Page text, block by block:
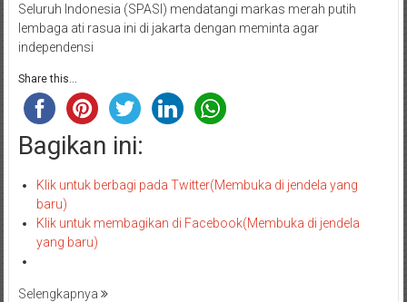
Seluruh Indonesia (SPASI) mendatangi markas merah putih
lembaga ati rasua ini di jakarta dengan meminta agar
independensi
Share this...
Bagikan ini:
Klik untuk berbagi pada Twitter(Membuka di jendela yang
baru)
Klik untuk membagikan di Facebook(Membuka di jendela
yang baru)
Selengkapnya